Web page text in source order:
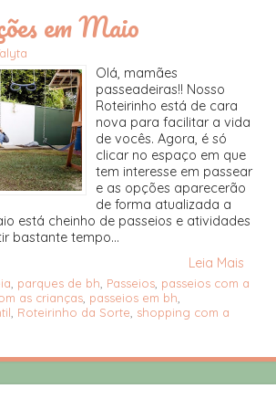
em Maio
Olá, mamães
passeadeiras!! Nosso
Roteirinho está de cara
nova para facilitar a vida
de vocês. Agora, é só
clicar no espaço em que
tem interesse em passear
e as opções aparecerão
de forma atualizada a
está cheinho de passeios e atividades
bastante tempo...
Leia Mais
parques de bh Passeios passeios com a
as crianças passeios em bh
Roteirinho da Sorte shopping com a